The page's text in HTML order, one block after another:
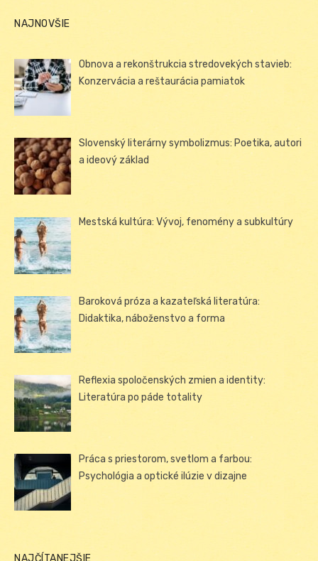
NAJNOVŠIE
Obnova a rekonštrukcia stredovekých stavieb:
Konzervácia a reštaurácia pamiatok
Slovenský literárny symbolizmus: Poetika, autori
a ideový základ
Mestská kultúra: Vývoj, fenomény a subkultúry
Baroková próza a kazateľská literatúra:
Didaktika, náboženstvo a forma
Reflexia spoločenských zmien a identity:
Literatúra po páde totality
Práca s priestorom, svetlom a farbou:
Psychológia a optické ilúzie v dizajne